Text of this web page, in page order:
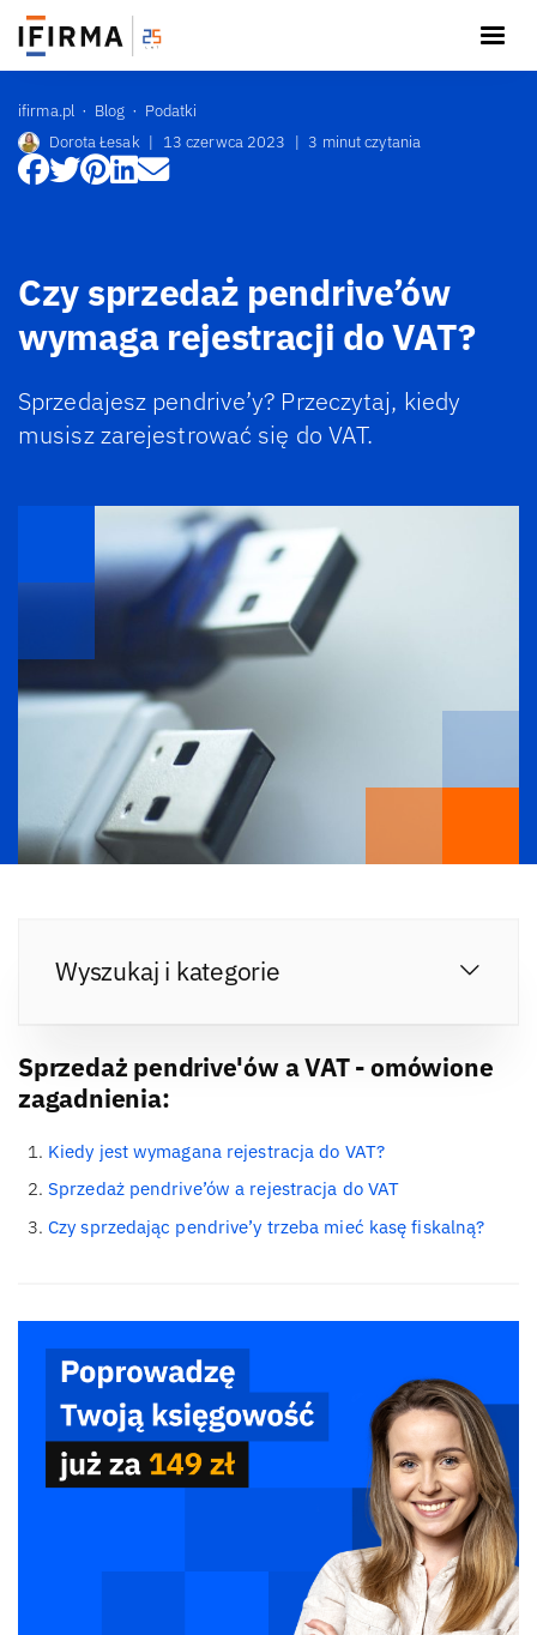
ifirma.pl Blog
Podatki
Dorota Łesak | 13 czerwca 2023 | 3 minut czytania
Czy sprzedaż pendrive’ów
wymaga rejestracji do VAT?
Sprzedajesz pendrive’y? Przeczytaj, kiedy
musisz zarejestrować się do VAT.
Wyszukaj i kategorie
Sprzedaż pendrive'ów a VAT - omówione
zagadnienia:
Kiedy jest wymagana rejestracja do VAT?
Sprzedaż pendrive’ów a rejestracja do VAT
Czy sprzedając pendrive’y trzeba mieć kasę fiskalną?